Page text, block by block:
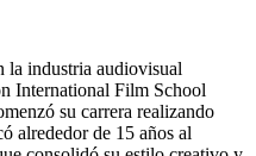
la industria audiovisual
International Film School
su carrera realizando
alrededor de 15 años al